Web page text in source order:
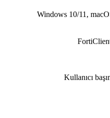
Windows 10/11,
Kullanıcı